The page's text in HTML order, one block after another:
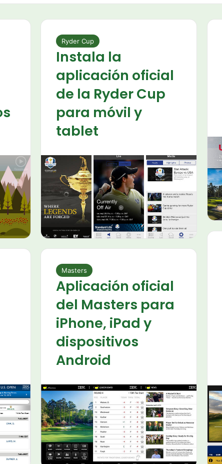
Ryder Cup
Instala la
aplicación oficial
de la Ryder Cup
para móvil y
tablet
Masters
Aplicación oficial
del Masters para
iPhone, iPad y
dispositivos
Android